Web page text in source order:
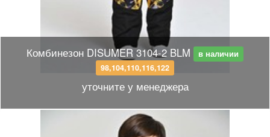
Комбинезон DISUMER 3104-2 BLM
в наличии
98,104,110,116,122
уточните у менеджера